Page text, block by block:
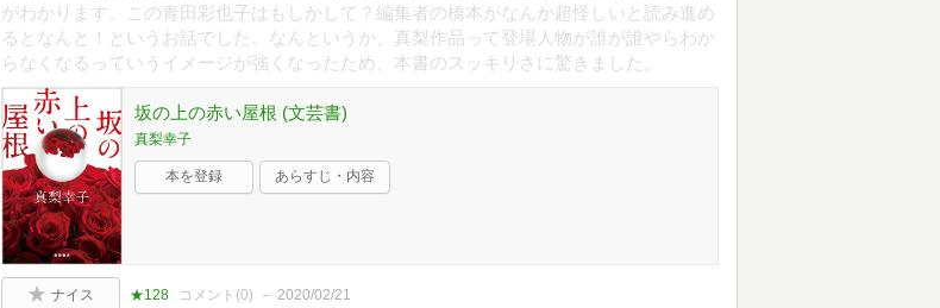
がわかります。この青田彩也子はもしかして？編集者の橋本がなんか超怪しいと読み進め
るとなんと！というお話でした。なんというか、真梨作品って登場人物が誰が誰やらわか
らなくなるっていうイメージが強くなったため、本書のスッキリさに驚きました。
坂の上の赤い屋根 (文芸書)
真梨幸子
本を登録 あらすじ・内容
ナイス ★128 コメント(0) 2020/02/21